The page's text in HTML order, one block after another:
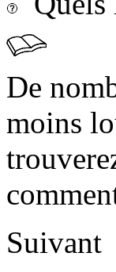
De
moins
Suivant